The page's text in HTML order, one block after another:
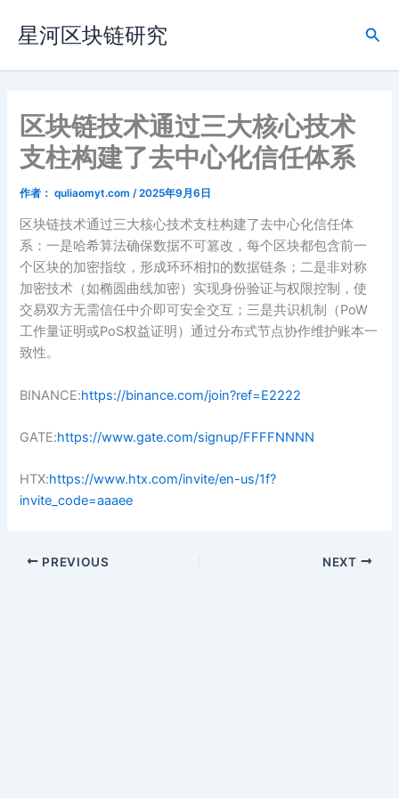
容
星河区块链研究
搜
区块链技术通过三大核心技术
支柱构建了去中心化信任体系
作者： quliaomyt.com /2025年9月6日
区块链技术通过三大核心技术支柱构建了去中心化信任体
系：一是哈希算法确保数据不可篡改，每个区块都包含前一
个区块的加密指纹，形成环环相扣的数据链条；二是非对称
加密技术（如椭圆曲线加密）实现身份验证与权限控制，使
交易双方无需信任中介即可安全交互；三是共识机制（PoW
工作量证明或PoS权益证明）通过分布式节点协作维护账本一
致性。
BINANCE:https://binance.com/join?ref=E2222
GATE:https://www.gate.com/signup/FFFFNNNN
HTX:https://www.htx.com/invite/en-us/1f?
invite_code=aaaee
PREVIOUS NEXT